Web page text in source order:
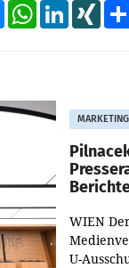
MessengerWhatsAppLinkedInXING
WIEN
U-